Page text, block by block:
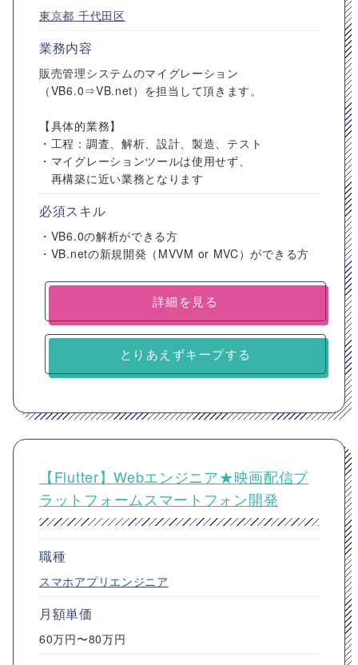
東京都 千代田区
業務内容
販売管理システムのマイグレーション
（VB6.0⇒VB.net）を担当して頂きます。
【具体的業務】
・工程：調査、解析、設計、製造、テスト
・マイグレーションツールは使用せず、
再構築に近い業務となります
必須スキル
・VB6.0の解析ができる方
・VB.netの新規開発（MVVM or MVC）ができる方
詳細を見る
とりあえずキープする
【Flutter】Webエンジニア★映画配信プ
ラットフォームスマートフォン開発
職種
スマホアプリエンジニア
月額単価
60万円〜80万円